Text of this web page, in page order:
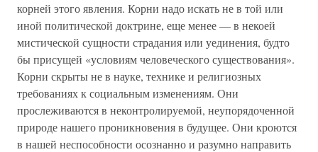
корней этого явления. Корни надо искать не в той или
иной политической доктрине, еще менее — в некоей
мистической сущности страдания или уединения, будто
бы присущей «условиям человеческого существования».
Корни скрыты не в науке, технике и религиозных
требованиях к социальным изменениям. Они
прослеживаются в неконтролируемой, неупорядоченной
природе нашего проникновения в будущее. Они кроются
в нашей неспособности осознанно и разумно направить